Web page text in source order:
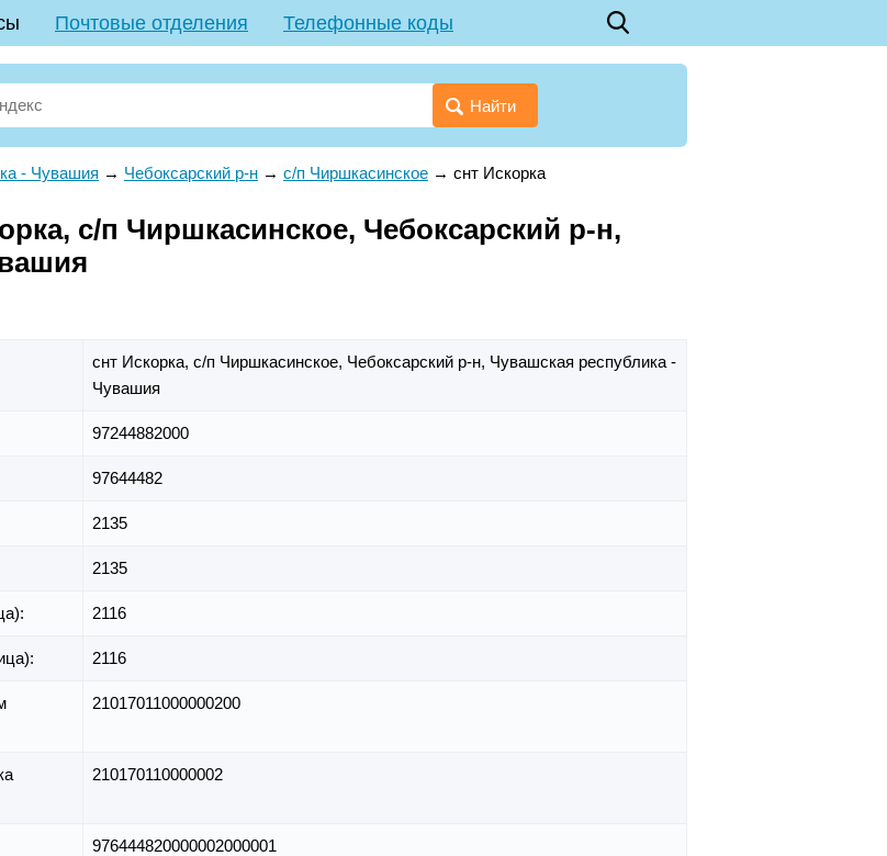
Почтовые отделения Телефонные коды
Найти
- Чувашия → Чебоксарский р-н → с/п Чиршкасинское → снт Искорка
с/п Чиршкасинское, Чебоксарский р-н,
снт Искорка, с/п Чиршкасинское, Чебоксарский р-н, Чувашская республика -
Чувашия
97244882000
97644482
2135
2135
2116
2116
21017011000000200
210170110000002
976444820000002000001